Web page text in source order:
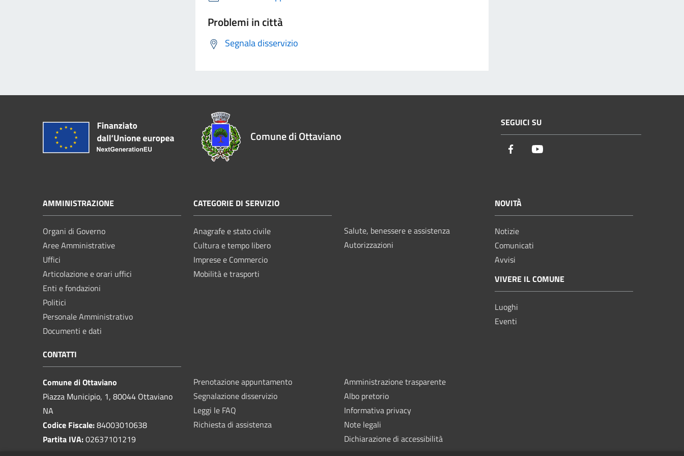
Problemi in città
Segnala disservizio
Comune di Ottaviano
SEGUICI SU
Facebook
AMMINISTRAZIONE
Organi di Governo
Aree Amministrative
Uffici
Articolazione e orari uffici
Enti e fondazioni
Politici
Personale Amministrativo
Documenti e dati
CATEGORIE DI SERVIZIO
Anagrafe e stato civile
Cultura e tempo libero
Imprese e Commercio
Mobilità e trasporti
Salute, benessere e assistenza
Autorizzazioni
NOVITÀ
Notizie
Comunicati
Avvisi
VIVERE IL COMUNE
Luoghi
Eventi
CONTATTI
Comune di Ottaviano
Piazza Municipio, 1, 80044 Ottaviano
NA
Codice Fiscale:84003010638
Partita IVA:02637101219
Prenotazione appuntamento
Segnalazione disservizio
Leggi le FAQ
Richiesta di assistenza
Amministrazione trasparente
Albo pretorio
Informativa privacy
Note legali
Dichiarazione di accessibilità